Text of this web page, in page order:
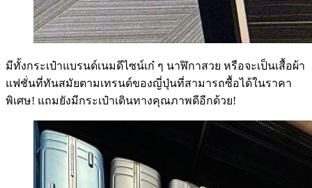
มีทั้งกระเป๋าแบรนด์เนมดีไซน์เก๋ ๆ นาฬิกาสวย หรือจะเป็นเสื้อผ้า
แฟชั่นที่ทันสมัยตามเทรนด์ของญี่ปุ่นที่สามารถซื้อได้ในราคา
พิเศษ! แถมยังมีกระเป๋าเดินทางคุณภาพดีอีกด้วย!